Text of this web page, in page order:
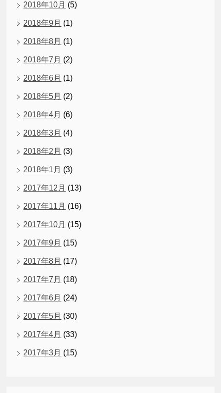
2018年10月 (5)
2018年9月 (1)
2018年8月 (1)
2018年7月 (2)
2018年6月 (1)
2018年5月 (2)
2018年4月 (6)
2018年3月 (4)
2018年2月 (3)
2018年1月 (3)
2017年12月 (13)
2017年11月 (16)
2017年10月 (15)
2017年9月 (15)
2017年8月 (17)
2017年7月 (18)
2017年6月 (24)
2017年5月 (30)
2017年4月 (33)
2017年3月 (15)